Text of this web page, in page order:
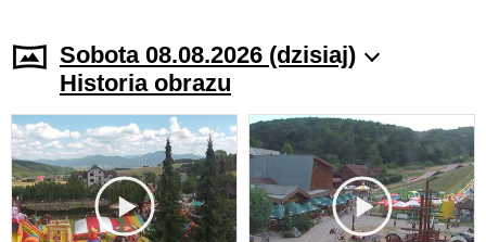
Sobota 08.08.2026 (dzisiaj)
Historia obrazu